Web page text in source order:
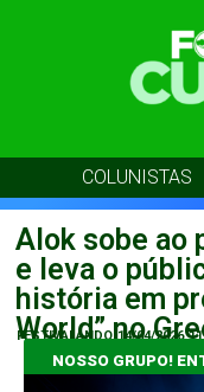
COLUNISTAS
Alok sobe ao
e leva o
história em
World” no
FESTIVALANDO 14/04/2026
NOSSO GRUPO!